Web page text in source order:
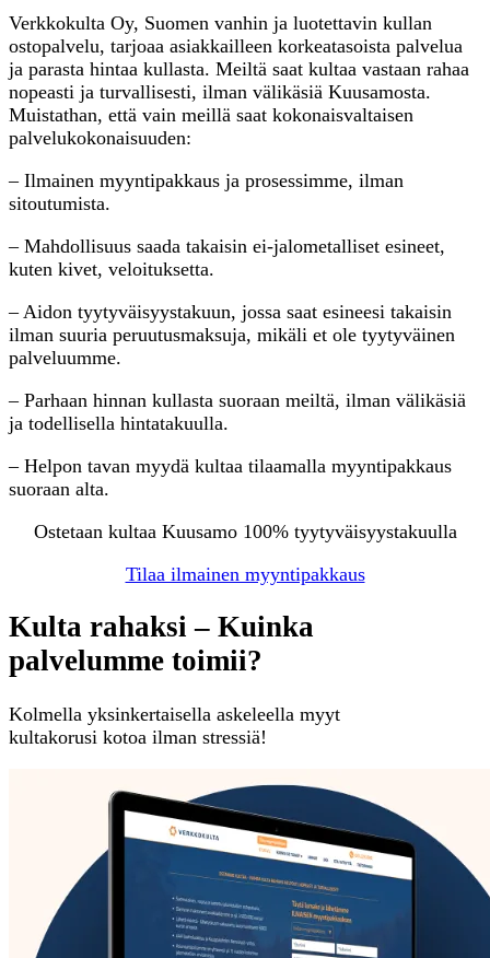
Verkkokulta Oy, Suomen vanhin ja luotettavin kullan
ostopalvelu, tarjoaa asiakkailleen korkeatasoista palvelua
ja parasta hintaa kullasta. Meiltä saat kultaa vastaan rahaa
nopeasti ja turvallisesti, ilman välikäsiä Kuusamosta.
Muistathan, että vain meillä saat kokonaisvaltaisen
palvelukokonaisuuden:
– Ilmainen myyntipakkaus ja prosessimme, ilman
sitoutumista.
– Mahdollisuus saada takaisin ei-jalometalliset esineet,
kuten kivet, veloituksetta.
– Aidon tyytyväisyystakuun, jossa saat esineesi takaisin
ilman suuria peruutusmaksuja, mikäli et ole tyytyväinen
palveluumme.
– Parhaan hinnan kullasta suoraan meiltä, ilman välikäsiä
ja todellisella hintatakuulla.
– Helpon tavan myydä kultaa tilaamalla myyntipakkaus
suoraan alta.
Ostetaan kultaa Kuusamo 100% tyytyväisyystakuulla
Tilaa ilmainen myyntipakkaus
Kulta rahaksi – Kuinka
palvelumme toimii?
Kolmella yksinkertaisella askeleella myyt
kultakorusi kotoa ilman stressiä!